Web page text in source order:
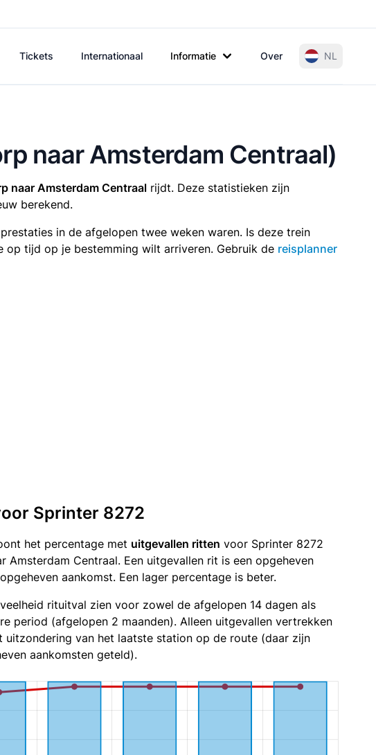
Tickets Internationaal Informatie Over NL
naar Amsterdam Centraal)
naar Amsterdam Centraal rijdt. Deze statistieken zijn
berekend.
in de afgelopen twee weken waren. Is deze trein
op tijd op je bestemming wilt arriveren. Gebruik de reisplanner
Sprinter 8272
het percentage met uitgevallen ritten voor Sprinter 8272
Amsterdam Centraal. Een uitgevallen rit is een opgeheven
aankomst. Een lager percentage is beter.
rituitval zien voor zowel de afgelopen 14 dagen als
period (afgelopen 2 maanden). Alleen uitgevallen vertrekken
uitzondering van het laatste station op de route (daar zijn
aankomsten geteld).